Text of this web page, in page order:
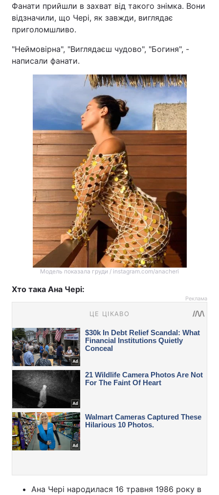
Фанати прийшли в захват від такого знімка. Вони
відзначили, що Чері, як завжди, виглядає
приголомшливо.
"Неймовірна", "Виглядаєш чудово", "Богиня", -
написали фанати.
Модель показала груди / instagram.com/anacheri
Хто така Ана Чері:
Реклама
Ана Чері народилася 16 травня 1986 року в